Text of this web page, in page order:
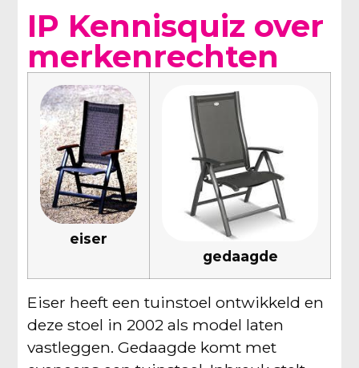
IP Kennisquiz over
merkenrechten
eiser
gedaagde
Eiser heeft een tuinstoel ontwikkeld en
deze stoel in 2002 als model laten
vastleggen. Gedaagde komt met